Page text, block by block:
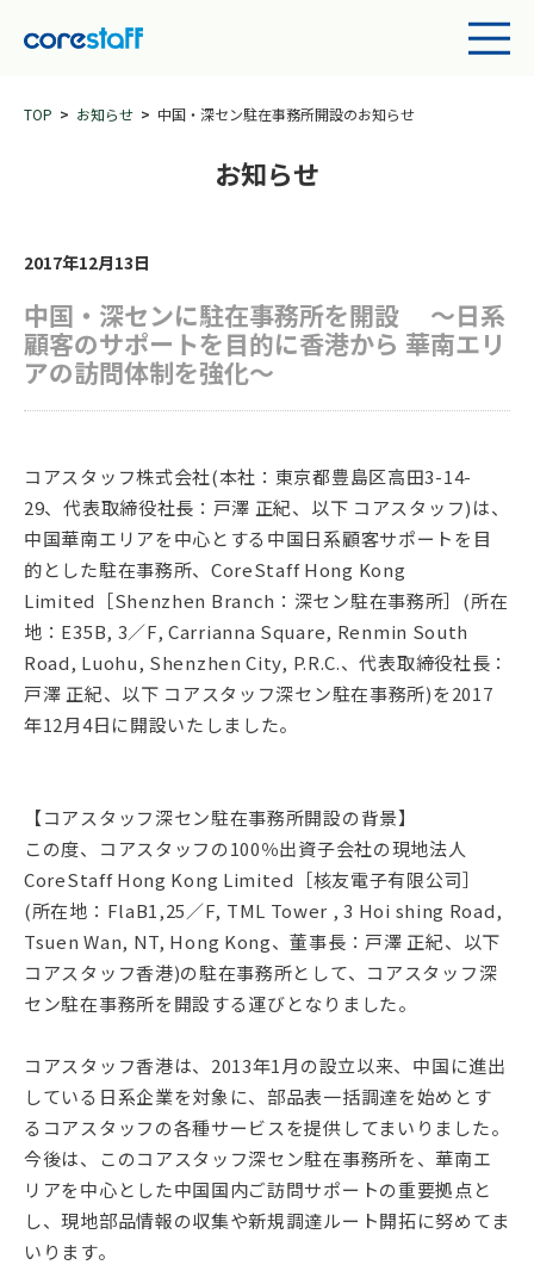
TOP お知らせ 中国・深セン駐在事務所開設のお知らせ
お知らせ
2017年12月13日
中国・深センに駐在事務所を開設 ～日系
顧客のサポートを目的に香港から 華南エリ
アの訪問体制を強化～
コアスタッフ株式会社(本社：東京都豊島区高田3-14-
29、代表取締役社長：戸澤 正紀、以下 コアスタッフ)は、
中国華南エリアを中心とする中国日系顧客サポートを目
的とした駐在事務所、CoreStaff Hong Kong
Limited［Shenzhen Branch：深セン駐在事務所］(所在
地：E35B, 3／F, Carrianna Square, Renmin South
Road, Luohu, Shenzhen City, P.R.C.、代表取締役社長：
戸澤 正紀、以下 コアスタッフ深セン駐在事務所)を2017
年12月4日に開設いたしました。
【コアスタッフ深セン駐在事務所開設の背景】
この度、コアスタッフの100％出資子会社の現地法人
CoreStaff Hong Kong Limited［核友電子有限公司］
(所在地：FlaB1,25／F, TML Tower , 3 Hoi shing Road,
Tsuen Wan, NT, Hong Kong、董事長：戸澤 正紀、以下
コアスタッフ香港)の駐在事務所として、コアスタッフ深
セン駐在事務所を開設する運びとなりました。
コアスタッフ香港は、2013年1月の設立以来、中国に進出
している日系企業を対象に、部品表一括調達を始めとす
るコアスタッフの各種サービスを提供してまいりました。
今後は、このコアスタッフ深セン駐在事務所を、華南エ
リアを中心とした中国国内ご訪問サポートの重要拠点と
し、現地部品情報の収集や新規調達ルート開拓に努めてま
いります。